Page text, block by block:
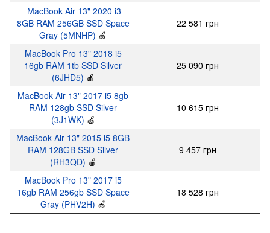
MacBook Air 13" 2020 i3
8GB RAM 256GB SSD Space
Gray (5MNHP) 🍏
22 581 грн
MacBook Pro 13" 2018 i5
16gb RAM 1tb SSD Silver
(6JHD5) 🍎
25 090 грн
MacBook Air 13" 2017 i5 8gb
RAM 128gb SSD Silver
(3J1WK) 🍏
10 615 грн
MacBook Air 13" 2015 i5 8GB
RAM 128GB SSD Silver
(RH3QD) 🍎
9 457 грн
MacBook Pro 13" 2017 i5
16gb RAM 256gb SSD Space
Gray (PHV2H) 🍏
18 528 грн